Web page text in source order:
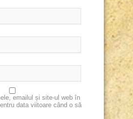
emailul și site-ul web în
data viitoare când o să